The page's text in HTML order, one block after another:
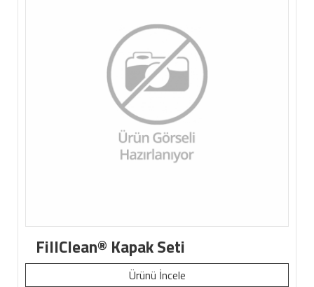
FillClean® Kapak Seti
Ürünü İncele